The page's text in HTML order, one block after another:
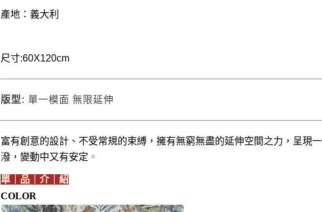
產地：義大利
尺寸:60X120cm
版型: 單一模面 無限延伸
富有創意的設計、不受常規的束縛，擁有無窮無盡的延伸空間之力，呈現
潑，變動中又有安定 。
單｜品｜介｜紹
COLOR